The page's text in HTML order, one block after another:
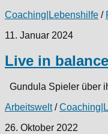
Coaching|Lebenshilfe /
11. Januar 2024
Live in balance
Gundula Spieler über
Arbeitswelt/
26. Oktober 2022